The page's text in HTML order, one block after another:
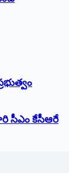
సీఎం కేసీఆరే